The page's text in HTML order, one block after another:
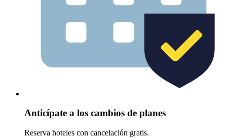
Anticípate a los cambios de planes
Reserva hoteles con cancelación gratis.